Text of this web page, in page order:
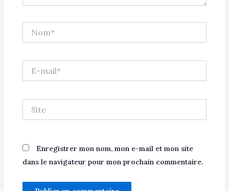
mail*
Enregistrer mon nom, mon e-mail et mon site
dans le navigateur pour mon prochain commentaire.